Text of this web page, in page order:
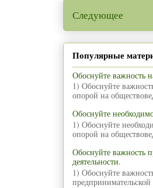
Следующее
Популярные
Обоснуйте важность
1) Обоснуйте
опорой на
Обоснуйте
1) Обоснуйте
опорой на
Обоснуйте важность
деятельности.
1) Обоснуйте